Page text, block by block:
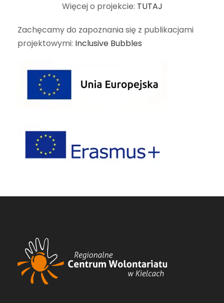
Więcej o projekcie: TUTAJ
Zachęcamy do zapoznania się z publikacjami
projektowymi: Inclusive Bubbles